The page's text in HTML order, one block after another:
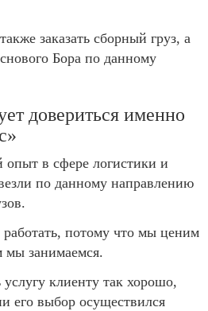
заказать сборный груз, а
Бора по данному
довериться именно
опыт в сфере логистики и
по данному направлению
потому что мы ценим
мы занимаемся.
клиенту так хорошо,
его выбор осуществился